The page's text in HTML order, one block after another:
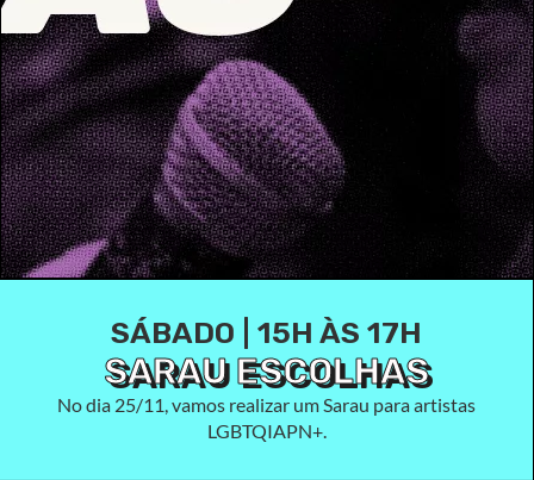
SÁBADO | 15H ÀS 17H
SARAU ESCOLHAS
No dia 25/11, vamos realizar umSarau para artistas
LGBTQIAPN+.